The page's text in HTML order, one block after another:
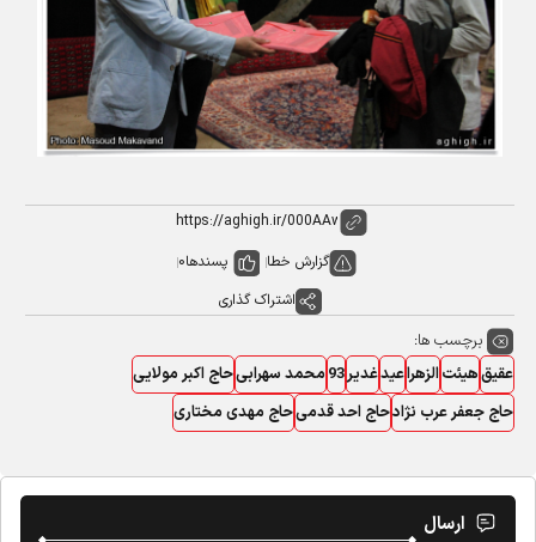
گزارش خطا پسندها0
اشتراک گذاری
برچسب ها:
عقیقهیئتالزهراعیدغدیر93محمد سهرابیحاج اکبر مولایی
حاج جعفر عرب نژادحاج احد قدمیحاج مهدی مختاری
ارسال